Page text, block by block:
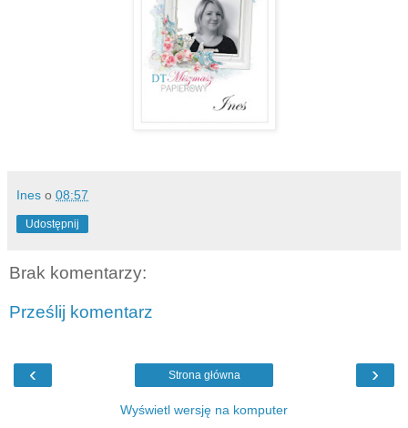
Ines o 08:57
Udostępnij
Brak komentarzy:
Prześlij komentarz
‹ ›
Strona główna
Wyświetl wersję na komputer